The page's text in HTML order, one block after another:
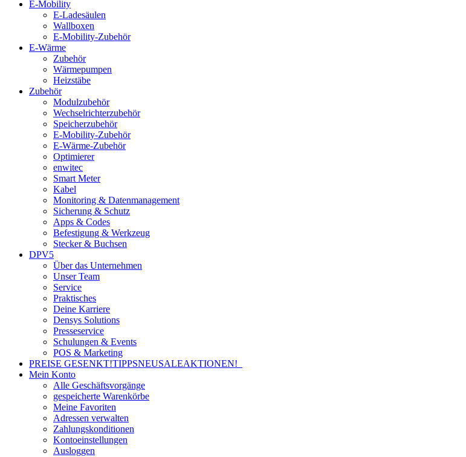
E-Mobility
E-Ladesäulen
Wallboxen
E-Mobility-Zubehör
E-Wärme
Zubehör
Wärmepumpen
Heizstäbe
Zubehör
Modulzubehör
Wechselrichterzubehör
Speicherzubehör
E-Mobility-Zubehör
E-Wärme-Zubehör
Optimierer
enwitec
Smart Meter
Kabel
Monitoring & Datenmanagement
Sicherung & Schutz
Apps & Codes
Befestigung & Werkzeug
Stecker & Buchsen
DPV5
Über das Unternehmen
Unser Team
Service
Praktisches
Deine Karriere
Densys Solutions
Presseservice
Schulungen & Events
POS & Marketing
PREISE GESENKT!TIPPSNEUSALEAKTIONEN!
Mein Konto
Alle Geschäftsvorgänge
gespeicherte Warenkörbe
Meine Favoriten
Adressen verwalten
Zahlungskonditionen
Kontoeinstellungen
Ausloggen